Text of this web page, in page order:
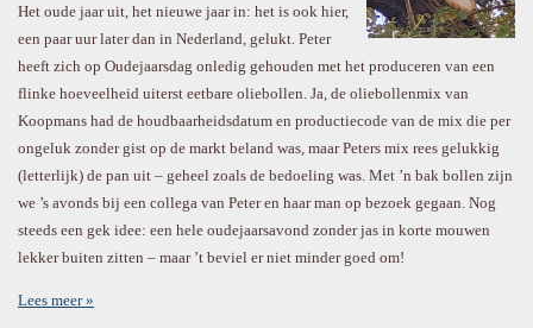
Het oude jaar uit, het nieuwe jaar in: het is ook hier,
een paar uur later dan in Nederland, gelukt. Peter
heeft zich op Oudejaarsdag onledig gehouden met het produceren van een
flinke hoeveelheid uiterst eetbare oliebollen. Ja, de oliebollenmix van
Koopmans had de houdbaarheidsdatum en productiecode van de mix die per
ongeluk zonder gist op de markt beland was, maar Peters mix rees gelukkig
(letterlijk) de pan uit – geheel zoals de bedoeling was. Met ’n bak bollen zijn
we ’s avonds bij een collega van Peter en haar man op bezoek gegaan. Nog
steeds een gek idee: een hele oudejaarsavond zonder jas in korte mouwen
lekker buiten zitten – maar ’t beviel er niet minder goed om!
Lees meer »